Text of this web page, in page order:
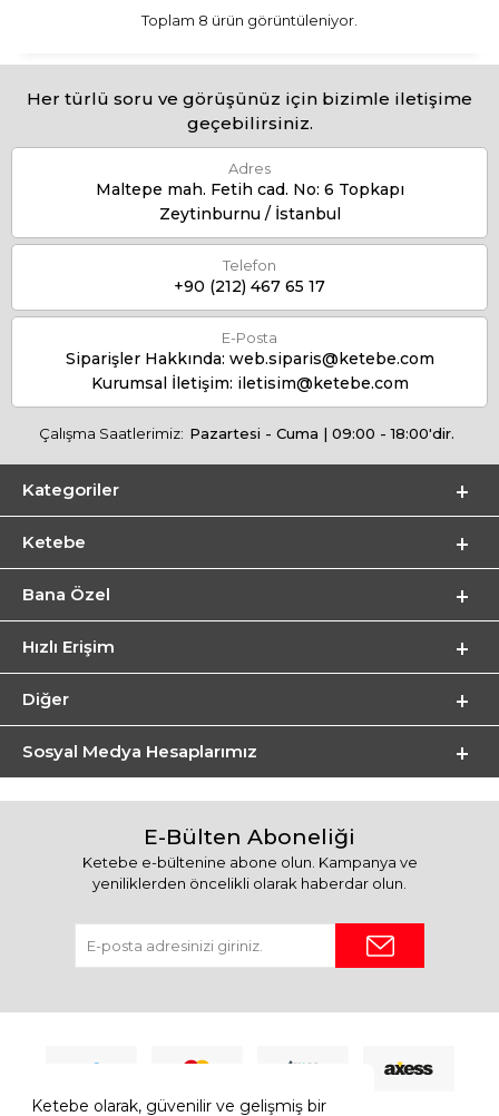
Ketebe olarak, güvenilir ve gelişmiş bir
Toplam 8 ürün görüntüleniyor.
Her türlü soru ve görüşünüz için bizimle iletişime
geçebilirsiniz.
Adres
Maltepe mah. Fetih cad. No: 6 Topkapı
Zeytinburnu / İstanbul
Telefon
+90 (212) 467 65 17
E-Posta
Siparişler Hakkında: web.siparis@ketebe.com
Kurumsal İletişim: iletisim@ketebe.com
Çalışma Saatlerimiz: Pazartesi - Cuma | 09:00 - 18:00'dir.
Kategoriler
Ketebe
Bana Özel
Hızlı Erişim
Diğer
Sosyal Medya Hesaplarımız
E-Bülten Aboneliği
Ketebe e-bültenine abone olun. Kampanya ve
yeniliklerden öncelikli olarak haberdar olun.